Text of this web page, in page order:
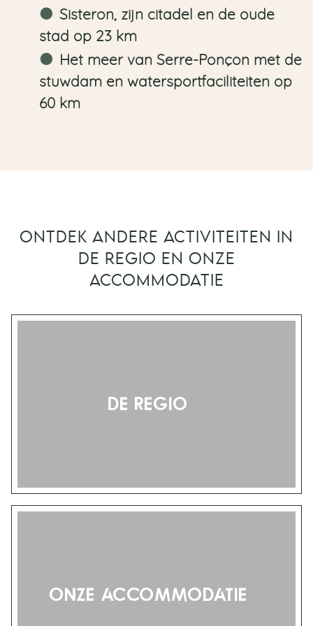
Sisteron, zijn citadel en de oude
stad op 23 km
Het meer van Serre-Ponçon met de
stuwdam en watersportfaciliteiten op
60 km
ONTDEK ANDERE ACTIVITEITEN IN
DE REGIO EN ONZE
ACCOMMODATIE
De regio
Onze accommodatie